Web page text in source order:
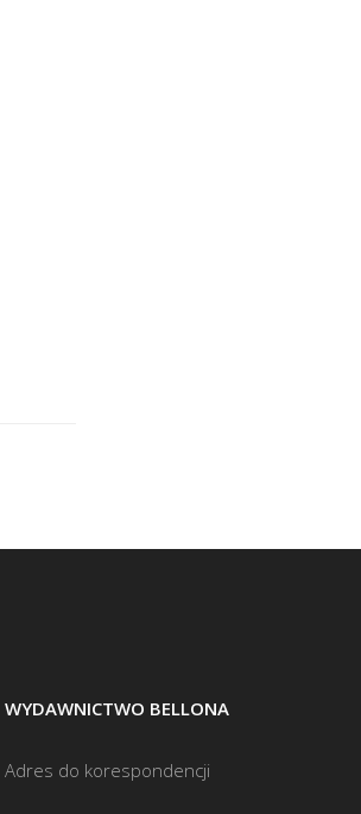
WYDAWNICTWO BELLONA
Adres do korespondencji